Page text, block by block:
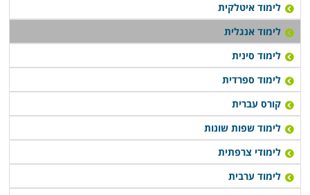
לימוד איטלקית
לימוד אנגלית
לימוד סינית
לימוד ספרדית
קורס עברית
לימוד שפות שונות
לימודי צרפתית
לימוד ערבית